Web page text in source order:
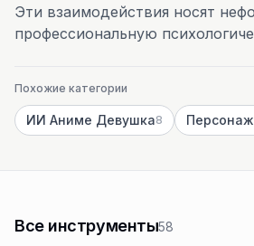
Эти взаимодействия носят
профессиональную
Похожие категории
ИИ Аниме Девушка8
Все инструменты58